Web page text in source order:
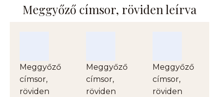
Meggyőző címsor, röviden leírva
Meggyőző
címsor,
röviden
Meggyőző
címsor,
röviden
Meggyőző
címsor,
röviden